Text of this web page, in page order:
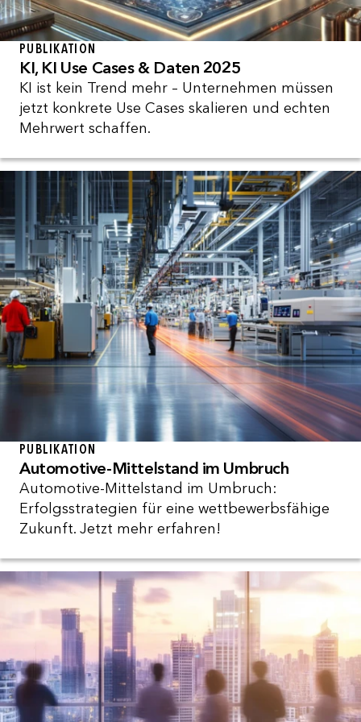
PUBLIKATION
KI, KI Use Cases & Daten 2025
KI ist kein Trend mehr – Unternehmen müssen
jetzt konkrete Use Cases skalieren und echten
Mehrwert schaffen.
PUBLIKATION
Automotive-Mittelstand im Umbruch
Automotive-Mittelstand im Umbruch:
Erfolgsstrategien für eine wettbewerbsfähige
Zukunft. Jetzt mehr erfahren!